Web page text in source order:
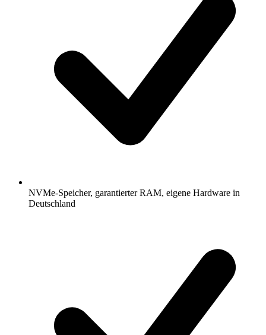
NVMe-Speicher, garantierter RAM, eigene Hardware in
Deutschland